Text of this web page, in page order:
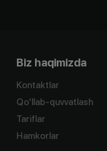
Biz haqimizda
Kontaktlar
Qo'llab-quvvatlash
Tariflar
Hamkorlar